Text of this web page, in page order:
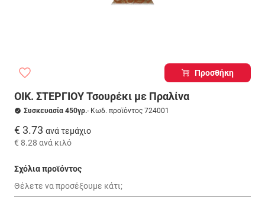
Προσθήκη
ΟΙΚ. ΣΤΕΡΓΙΟΥ Τσουρέκι με Πραλίνα
Συσκευασία 450γρ.- Κωδ. προϊόντος 724001
€ 3.73 ανά τεμάχιο
€ 8.28 ανά κιλό
Σχόλια προϊόντος